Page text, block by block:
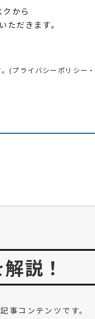
から
ただきます。
(プライバシーポリシー ・
説！
事コンテンツです。